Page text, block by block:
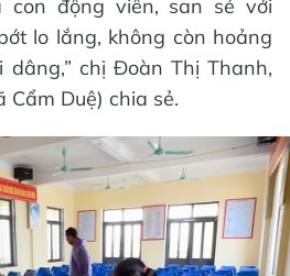
con động viên, san sẻ với
lo lắng, không còn hoảng
dâng,” chị Đoàn Thị Thanh,
Duệ) chia sẻ.